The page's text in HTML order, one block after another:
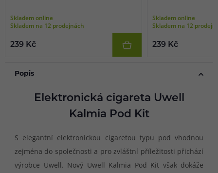
Skladem online
Skladem na 12 prodejnách
239 Kč
Skladem online
Skladem na 12
239 Kč
Popis
Elektronická cigareta Uwell
Kalmia Pod Kit
S elegantní elektronickou cigaretou typu pod vhodnou
zejména do společnosti a pro zvláštní příležitosti přichází
výrobce Uwell. Nový Uwell Kalmia Pod Kit však dokáže